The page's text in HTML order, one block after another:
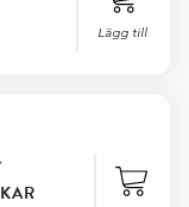
Lägg till